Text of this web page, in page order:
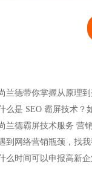
到网络营销瓶颈，找我
么时间可以申报高新企